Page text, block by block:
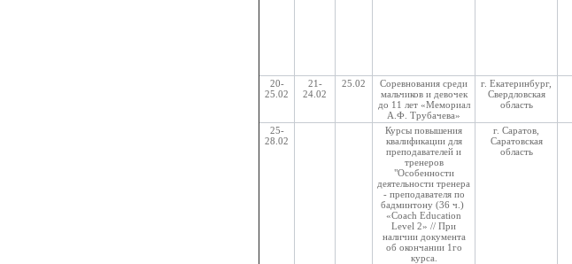
20-
25.02
21-
24.02
25.02
Соревнования среди
мальчиков и девочек
до 11 лет «Мемориал
А.Ф. Трубачева»
г. Екатеринбург,
Свердловская
область
25-
28.02
Курсы повышения
квалификации для
преподавателей и
тренеров
"Особенности
деятельности тренера
- преподавателя по
бадминтону (36 ч.)
«Coach Education
Level 2» // При
наличии документа
об окончании 1го
курса.
г. Саратов,
Саратовская
область